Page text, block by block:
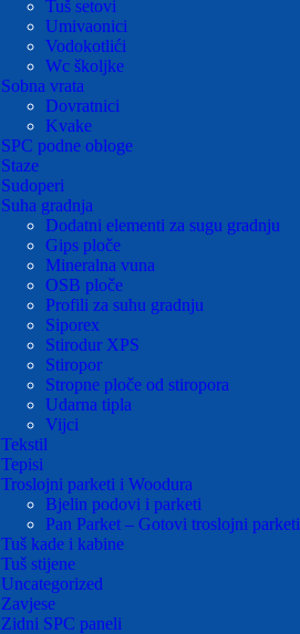
Tuš setovi
Umivaonici
Vodokotlići
Wc školjke
Sobna vrata
Dovratnici
Kvake
SPC podne obloge
Staze
Sudoperi
Suha gradnja
Dodatni elementi za sugu gradnju
Gips ploče
Mineralna vuna
OSB ploče
Profili za suhu gradnju
Siporex
Stirodur XPS
Stiropor
Stropne ploče od stiropora
Udarna tipla
Vijci
Tekstil
Tepisi
Troslojni parketi i Woodura
Bjelin podovi i parketi
Pan Parket – Gotovi troslojni parketi
Tuš kade i kabine
Tuš stijene
Uncategorized
Zavjese
Zidni SPC paneli